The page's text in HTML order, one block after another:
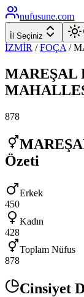
nufusune.com
İl Seçiniz
İZMİR / FOÇA /
MAREŞAL
878
Özeti
Erkek
450
Kadın
428
Toplam Nüfus
878
Cinsiyet